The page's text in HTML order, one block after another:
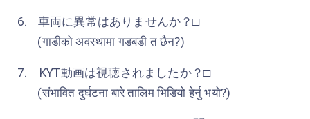
6. 車両に異常はありませんか？□
(गाडीको अवस्थामा गडबडी त छैन?)
7. KYT動画は視聴されましたか？□
(संभावित दुर्घटना बारे तालिम भिडियो हेर्नु भयो?)